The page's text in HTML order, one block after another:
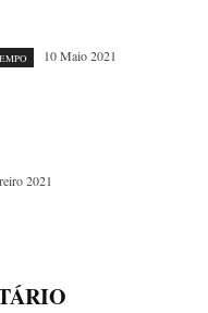
10 Maio 2021
2021